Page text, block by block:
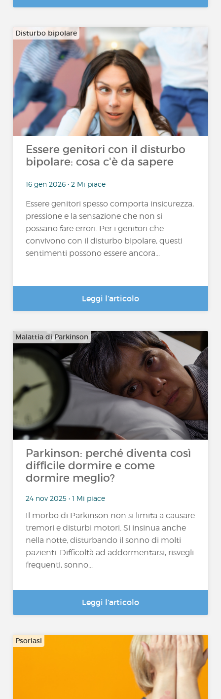
Disturbo bipolare
Essere genitori con il disturbo
bipolare: cosa c'è da sapere
16 gen 2026 • 2 Mi piace
Essere genitori spesso comporta insicurezza,
pressione e la sensazione che non si
possano fare errori. Per i genitori che
convivono con il disturbo bipolare, questi
sentimenti possono essere ancora...
Leggi l’articolo
Malattia di Parkinson
Parkinson: perché diventa così
difficile dormire e come
dormire meglio?
24 nov 2025 • 1 Mi piace
Il morbo di Parkinson non si limita a causare
tremori e disturbi motori. Si insinua anche
nella notte, disturbando il sonno di molti
pazienti. Difficoltà ad addormentarsi, risvegli
frequenti, sonno...
Leggi l’articolo
Psoriasi